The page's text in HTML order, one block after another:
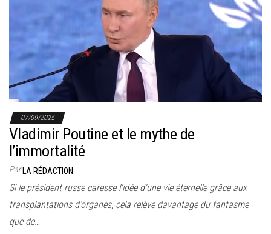
07/09/2025
Vladimir Poutine et le mythe de
l’immortalité
ParLA RÉDACTION
Si le président russe caresse l’idée d’une vie éternelle grâce aux
transplantations d’organes, cela relève davantage du fantasme
que de…